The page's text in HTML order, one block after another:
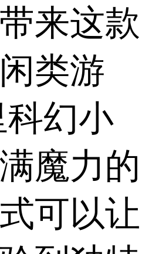
来这款
类游
幻小
魔力的
可以让